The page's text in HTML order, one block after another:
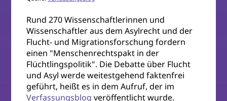
Rund 270 Wissenschaftlerinnen und
Wissenschaftler aus dem Asylrecht und der
Flucht- und Migrationsforschung fordern
einen "Menschenrechtspakt in der
Flüchtlingspolitik". Die Debatte über Flucht
und Asyl werde weitestgehend faktenfrei
geführt, heißt es in dem Aufruf, der im
Verfassungsblog veröffentlicht wurde.